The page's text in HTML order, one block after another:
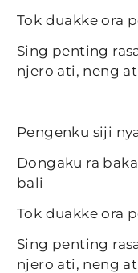
Tok duakke ora
Sing penting
njero ati, neng
Pengenku siji
Dongaku ra
bali
Tok duakke ora
Sing penting
njero ati, neng